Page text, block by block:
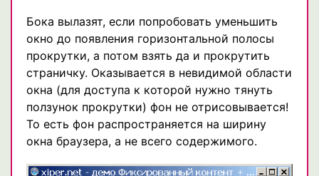
Бока вылазят, если попробовать уменьшить
окно до появления горизонтальной полосы
прокрутки, а потом взять да и прокрутить
страничку. Оказывается в невидимой области
окна (для доступа к которой нужно тянуть
ползунок прокрутки) фон не отрисовывается!
То есть фон распространяется на ширину
окна браузера, а не всего содержимого.